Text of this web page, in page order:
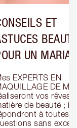
ET
UN
EXPERTS EN
DE
vos rêves
de beauté ; ils
à toutes
sans